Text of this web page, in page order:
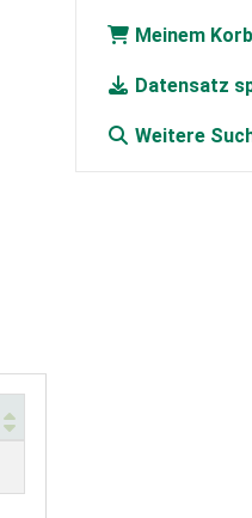
Meinem
Datensatz
Weitere